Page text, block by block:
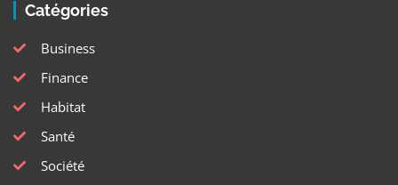
Catégories
Business
Finance
Habitat
Santé
Société